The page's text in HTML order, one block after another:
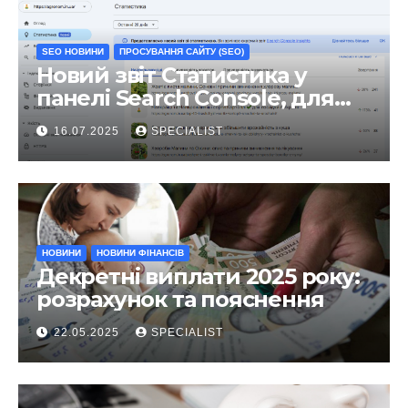
SEO НОВИНИ ПРОСУВАННЯ САЙТУ (SEO)
Новий звіт Статистика у
панелі Search Console, для
чого він?
16.07.2025 SPECIALIST
НОВИНИ НОВИНИ ФІНАНСІВ
Декретні виплати 2025 року:
розрахунок та пояснення
22.05.2025 SPECIALIST